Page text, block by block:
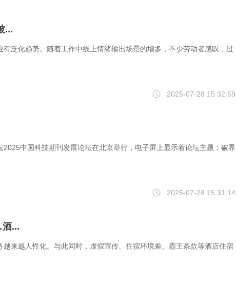
...
泛化趋势。随着工作中线上情绪输出场景的增多，不少劳动者感叹，过
2025-07-28 15:32:59
中国科技期刊发展论坛在北京举行，电子屏上显示着论坛主题：破界
2025-07-28 15:31:14
...
来越人性化。与此同时，虚假宣传、住宿环境差、霸王条款等酒店住宿